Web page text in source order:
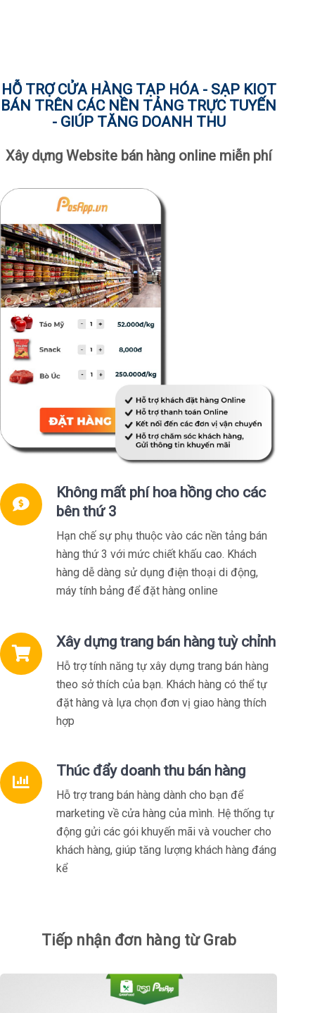
HỖ TRỢ CỬA HÀNG TẠP HÓA - SẠP KIOT
BÁN TRÊN CÁC NỀN TẢNG TRỰC TUYẾN
- GIÚP TĂNG DOANH THU
Xây dựng Website bán hàng online miễn phí
Không mất phí hoa hồng cho các
bên thứ 3
Hạn chế sự phụ thuộc vào các nền tảng bán
hàng thứ 3 với mức chiết khấu cao. Khách
hàng dễ dàng sử dụng điện thoại di động,
máy tính bảng để đặt hàng online
Xây dựng trang bán hàng tuỳ chỉnh
Hỗ trợ tính năng tự xây dựng trang bán hàng
theo sở thích của bạn. Khách hàng có thể tự
đặt hàng và lựa chọn đơn vị giao hàng thích
hợp
Thúc đẩy doanh thu bán hàng
Hỗ trợ trang bán hàng dành cho bạn để
marketing về cửa hàng của mình. Hệ thống tự
động gửi các gói khuyến mãi và voucher cho
khách hàng, giúp tăng lượng khách hàng đáng
kể
Tiếp nhận đơn hàng từ Grab